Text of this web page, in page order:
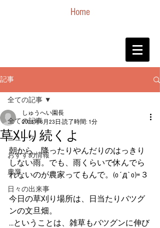
Home
記事
全ての記事
ニュース
おすすめ情報
農業
日々の出来事
全ての記事
草刈り続くよ
しゅうへい園長
2025年6月23日 読了時間: 1分
朝から、降ったりやんだりのはっきり
しない雨。でも、雨くらいで休んでら
れないのが農家ってもんで。(o´д`o)=３
今日の草刈り場所は、日当たりバツグ
ンの文旦畑。
…ということは、雑草もバツグンに伸び